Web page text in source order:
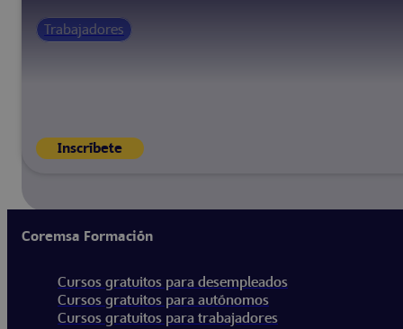
Trabajadores
Inscríbete
Coremsa Formación
Cursos gratuitos para desempleados
Cursos gratuitos para autónomos
Cursos gratuitos para trabajadores